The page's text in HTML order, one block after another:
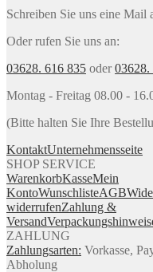
Schreiben Sie uns eine Mail
Oder rufen Sie uns an:
03628. 616 835 oder03628.
Montag - Freitag 08.00 -
(Bitte halten Sie Ihre
KontaktUnternehmensseite
SHOP SERVICE
WarenkorbKasseMein
KontoWunschlisteAGB
widerrufenZahlung &
Versand
ZAHLUNG
Zahlungsarten: Vorkasse,
Abholung